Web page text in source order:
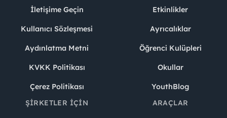
İletişime Geçin
Kullanıcı Sözleşmesi
Aydınlatma Metni
KVKK Politikası
Çerez Politikası
Etkinlikler
Ayrıcalıklar
Öğrenci Kulüpleri
Okullar
YouthBlog
ŞIRKETLER İÇIN
ARAÇLAR